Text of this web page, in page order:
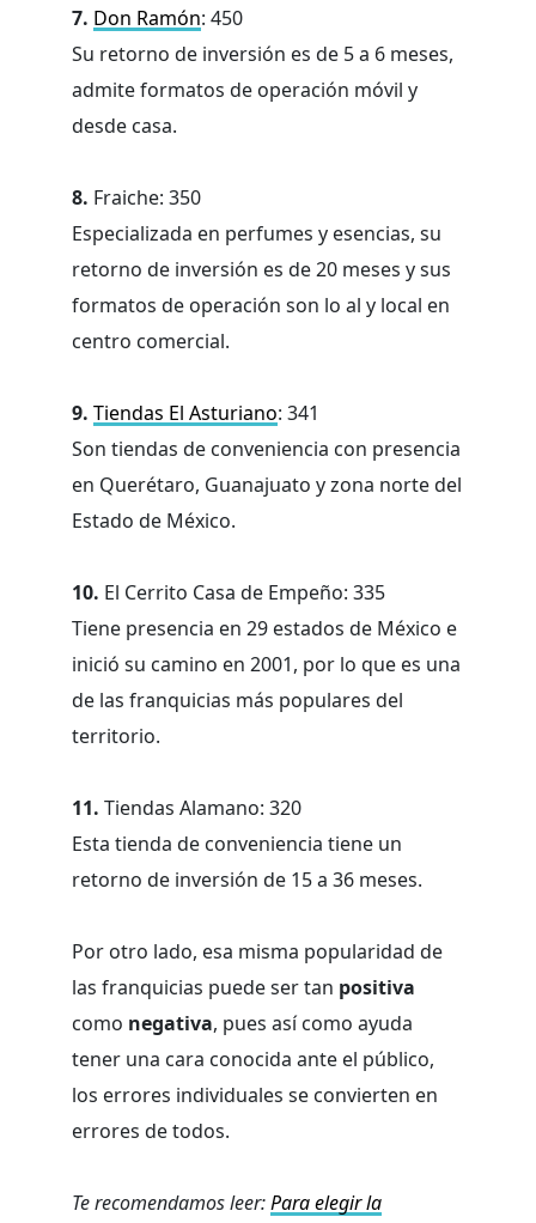
7. Don Ramón: 450
Su retorno de inversión es de 5 a 6 meses,
admite formatos de operación móvil y
desde casa.
8. Fraiche: 350
Especializada en perfumes y esencias, su
retorno de inversión es de 20 meses y sus
formatos de operación son lo al y local en
centro comercial.
9. Tiendas El Asturiano: 341
Son tiendas de conveniencia con presencia
en Querétaro, Guanajuato y zona norte del
Estado de México.
10. El Cerrito Casa de Empeño: 335
Tiene presencia en 29 estados de México e
inició su camino en 2001, por lo que es una
de las franquicias más populares del
territorio.
11. Tiendas Alamano: 320
Esta tienda de conveniencia tiene un
retorno de inversión de 15 a 36 meses.
Por otro lado, esa misma popularidad de
las franquicias puede ser tan positiva
como negativa, pues así como ayuda
tener una cara conocida ante el público,
los errores individuales se convierten en
errores de todos.
Te recomendamos leer:Para elegir la